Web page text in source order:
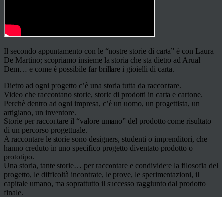
Il secondo appuntamento con le “nostre storie di carta” è con Laura
De Martino; scopriamo insieme la storia che sta dietro ad Arual
Dem… e come è possibile far brillare i gioielli di carta.
Dietro ad ogni progetto c’è una storia tutta da raccontare.
Video che raccontano storie, storie di prodotti in carta e cartone.
Perchè dentro ad ogni impresa, c’è un uomo, un progettista, un
artigiano, un inventore.
Storie per raccontare il “valore umano” del prodotto come risultato
di un percorso progettuale.
A raccontare le storie sono designers, studenti o imprenditori, che
hanno creduto in uno specifico progetto diventato prodotto o
prototipo.
Una storia, tante storie… per raccontare e condividere la filosofia del
progetto, le difficoltà incontrate, le prove, le sperimentazioni, il
capitale umano, ma soprattutto il successo raggiunto dal prodotto
finale.